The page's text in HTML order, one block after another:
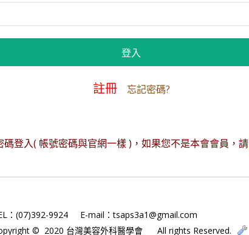
註冊 忘記密碼?
登入( 帳號密碼與官網一樣 )，如果您不是本會會員，請
：(07)392-9924
E-mail：tsaps3a1@gmail.com
© 2020 台灣美容外科醫學會
All rights Reserved.